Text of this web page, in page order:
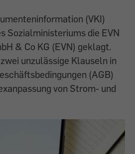
(VKI)
Sozialministeriums die EVN
& Co KG (EVN) geklagt.
unzulässige Klauseln in
(AGB)
von Strom- und